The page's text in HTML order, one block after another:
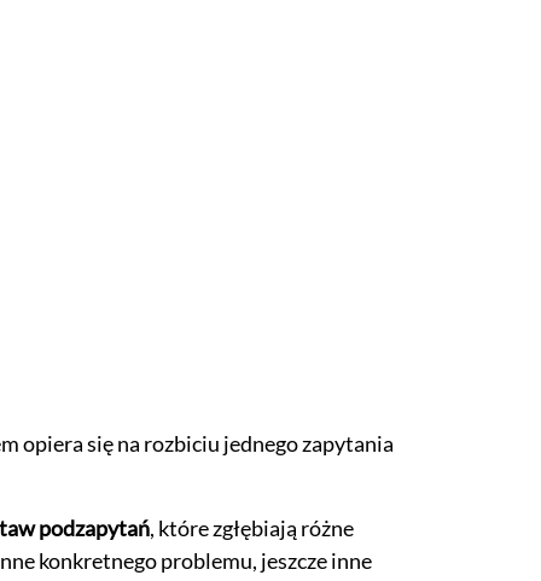
opiera się na rozbiciu jednego zapytania
podzapytań, które zgłębiają różne
konkretnego problemu, jeszcze inne